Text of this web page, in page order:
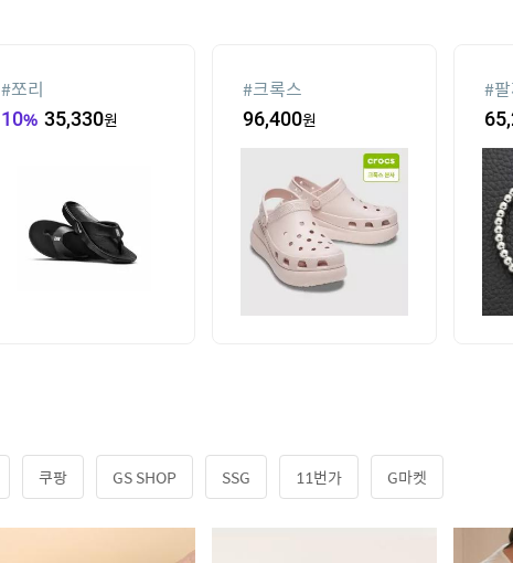
#쪼리
10% 35,330원
#크록스
96,400원
#
쿠팡 GS SHOP SSG 11번가 G마켓